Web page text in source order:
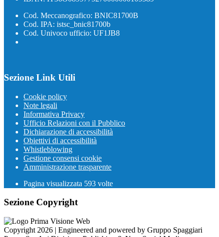
Cod. Meccanografico: BNIC81700B
Cod. IPA: istsc_bnic81700b
Cod. Univoco ufficio: UF1JB8
Sezione Link Utili
Cookie policy
Note legali
Informativa Privacy
Ufficio Relazioni con il Pubblico
Dichiarazione di accessibilità
Obiettivi di accessibilità
Whistleblowing
Gestione consensi cookie
Amministrazione trasparente
Pagina visualizzata 593 volte
Sezione Copyright
Copyright 2026 | Engineered and powered by Gruppo Spaggiari